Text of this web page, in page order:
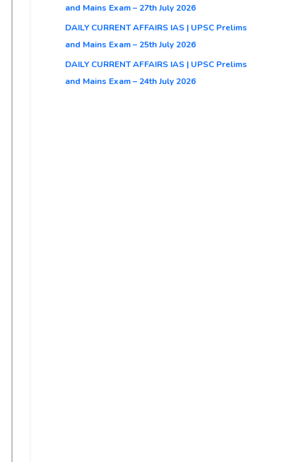
and Mains Exam – 27th July 2026
DAILY CURRENT AFFAIRS IAS | UPSC Prelims
and Mains Exam – 25th July 2026
DAILY CURRENT AFFAIRS IAS | UPSC Prelims
and Mains Exam – 24th July 2026